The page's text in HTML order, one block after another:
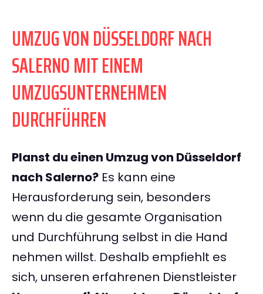
UMZUG VON DÜSSELDORF NACH
SALERNO MIT EINEM
UMZUGSUNTERNEHMEN
DURCHFÜHREN
Planst du einen Umzug von Düsseldorf
nach Salerno? Es kann eine
Herausforderung sein, besonders
wenn du die gesamte Organisation
und Durchführung selbst in die Hand
nehmen willst. Deshalb empfiehlt es
sich, unseren erfahrenen Dienstleister